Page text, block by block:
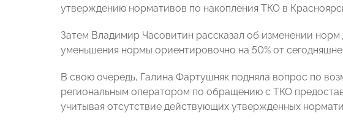
утверждению нормативов по накопления ТКО в
Затем Владимир Часовитин рассказал об изменении
уменьшения нормы ориентировочно на 50% от
В свою очередь, Галина Фартушняк подняла вопрос по
региональным оператором по обращению с ТКО
учитывая отсутствие действующих утвержденных